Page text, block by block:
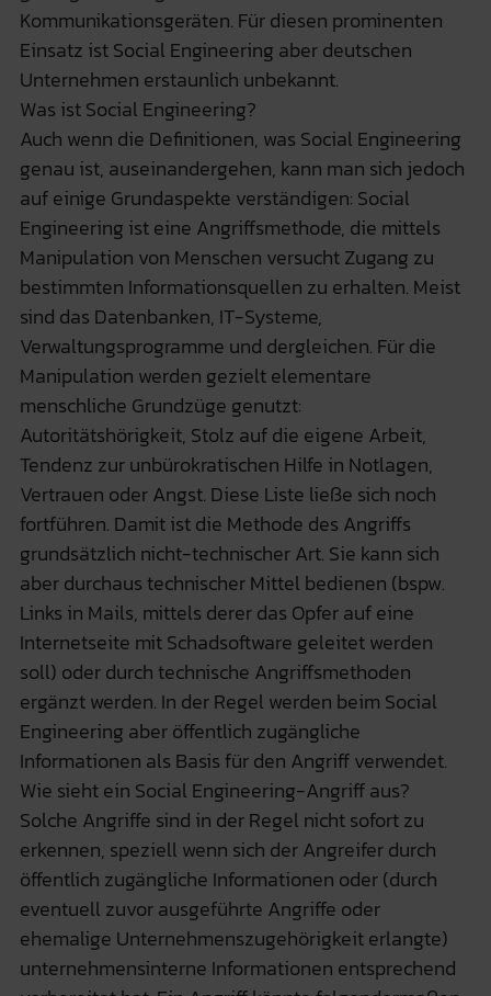
Kommunikationsgeräten. Für diesen prominenten
Einsatz ist Social Engineering aber deutschen
Unternehmen erstaunlich unbekannt.
Was ist Social Engineering?
Auch wenn die Definitionen, was Social Engineering
genau ist, auseinandergehen, kann man sich jedoch
auf einige Grundaspekte verständigen: Social
Engineering ist eine Angriffsmethode, die mittels
Manipulation von Menschen versucht Zugang zu
bestimmten Informationsquellen zu erhalten. Meist
sind das Datenbanken, IT-Systeme,
Verwaltungsprogramme und dergleichen. Für die
Manipulation werden gezielt elementare
menschliche Grundzüge genutzt:
Autoritätshörigkeit, Stolz auf die eigene Arbeit,
Tendenz zur unbürokratischen Hilfe in Notlagen,
Vertrauen oder Angst. Diese Liste ließe sich noch
fortführen. Damit ist die Methode des Angriffs
grundsätzlich nicht-technischer Art. Sie kann sich
aber durchaus technischer Mittel bedienen (bspw.
Links in Mails, mittels derer das Opfer auf eine
Internetseite mit Schadsoftware geleitet werden
soll) oder durch technische Angriffsmethoden
ergänzt werden. In der Regel werden beim Social
Engineering aber öffentlich zugängliche
Informationen als Basis für den Angriff verwendet.
Wie sieht ein Social Engineering-Angriff aus?
Solche Angriffe sind in der Regel nicht sofort zu
erkennen, speziell wenn sich der Angreifer durch
öffentlich zugängliche Informationen oder (durch
eventuell zuvor ausgeführte Angriffe oder
ehemalige Unternehmenszugehörigkeit erlangte)
unternehmensinterne Informationen entsprechend